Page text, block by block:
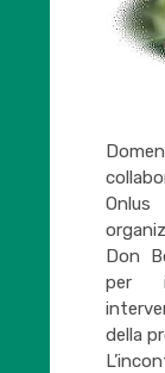
Don
per
della